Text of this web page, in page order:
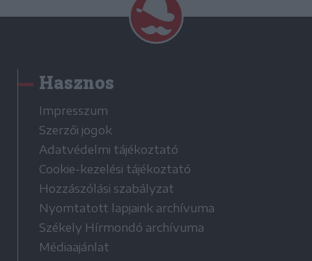
Hasznos
Impresszum
Szerzői jogok
Adatvédelmi tájékoztató
Cookie-kezelési tájékoztató
Hozzászólási szabályzat
Nyomtatott lapjaink archívuma
Székely Hírmondó archívuma
Médiaajánlat